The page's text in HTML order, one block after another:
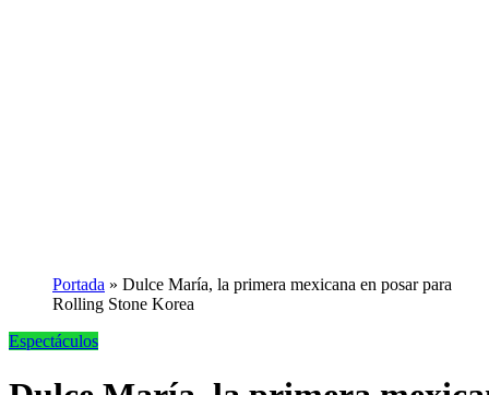
Portada » Dulce María, la primera mexicana en posar para
Rolling Stone Korea
Espectáculos